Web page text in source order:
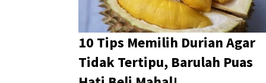
10 Tips Memilih Durian Agar
Tidak Tertipu, Barulah Puas